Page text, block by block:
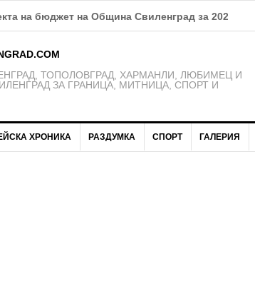
кмета на свиленградското село Пъстрогор
ТОПОЛОВГРАД, ХАРМАНЛИ, ЛЮБИМЕЦ И
ЗА ГРАНИЦА, МИТНИЦА, СПОРТ И
ХРОНИКА РАЗДУМКА СПОРТ ГАЛЕРИЯ